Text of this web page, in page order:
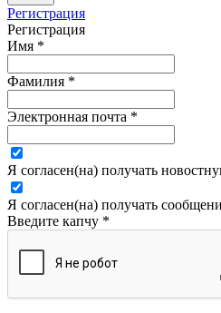
Регистрация
Регистрация
Имя *
Фамилия *
Электронная почта *
Я согласен(на) получать
Я согласен(на) получать
Введите капчу *